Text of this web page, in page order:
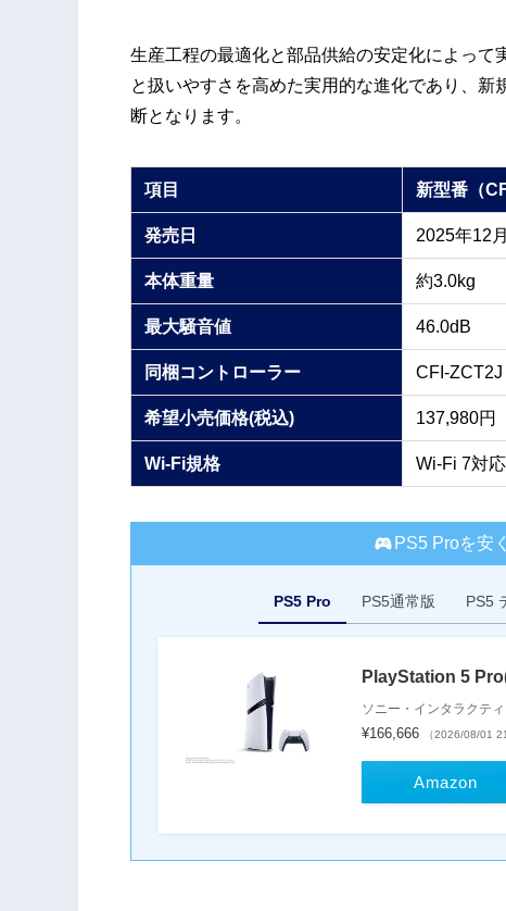
生産工程の最適化と部品供給の安定化によっ
と扱いやすさを高めた実用的な進化であり、
断となります。
項目 新型番（
発売日 2025年12
本体重量 約3.0kg
最大騒音値 46.0dB
同梱コントローラー CFI-ZCT2J
希望小売価格(税込) 137,980円
Wi-Fi規格 Wi-Fi 7対
PS5 Proを安
PS5 Pro PS5通常版 PS5
PlayStation 5
ソニー・インタラクテ
¥166,666 （2026/08/01
Amazon